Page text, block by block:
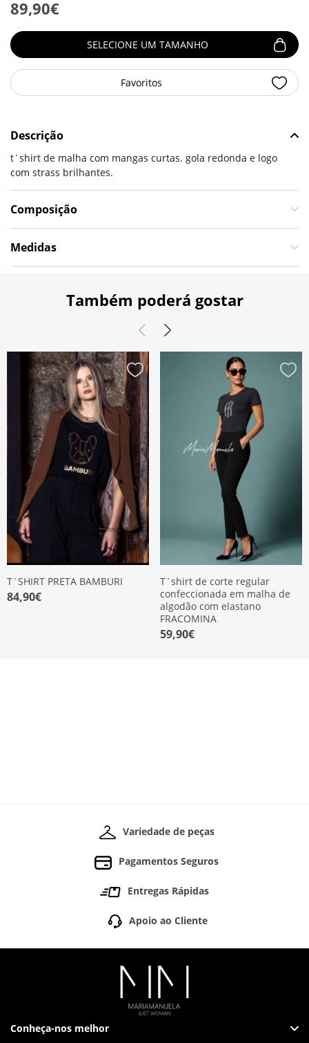
89,90€
SELECIONE UM TAMANHO
Favoritos
Descrição
t´shirt de malha com mangas curtas. gola redonda e logo
com strass brilhantes.
Composição
Medidas
Também poderá gostar
T´SHIRT PRETA BAMBURI
84,90€
T´shirt de corte regular
confeccionada em malha de
algodão com elastano
FRACOMINA
59,90€
Variedade de peças
Pagamentos Seguros
Entregas Rápidas
Apoio ao Cliente
Conheça-nos melhor